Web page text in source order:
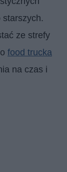
starszych.
ze strefy
food trucka
na czas i